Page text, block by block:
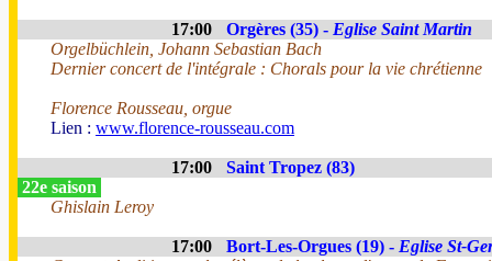
17:00 Orgères (35) - Eglise Saint Martin
Orgelbüchlein, Johann Sebastian Bach
Dernier concert de l'intégrale : Chorals pour la vie chrétienne
Florence Rousseau, orgue
Lien : www.florence-rousseau.com
17:00
Saint Tropez (83)
22e saison
Ghislain Leroy
17:00 Bort-Les-Orgues (19) - Eglise St-